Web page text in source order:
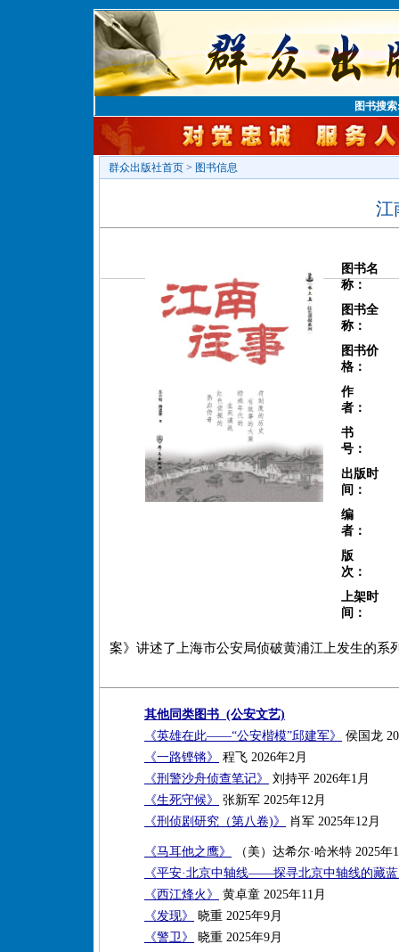
图书搜
群众出版社首页 > 图书信息
江
图书名
称：
图书全
称：
图书价
格：
作
者：
书
号：
出版时
间：
编
者：
版
次：
上架时
间：
案》讲述了上海市公安局侦破黄浦江上发生的系
其他同类图书 (公安文艺)
《英雄在此——“公安楷模”邱建军》
侯国龙
《一路铿锵》
程飞 2026年2月
《刑警沙舟侦查笔记》
刘持平 2026年1月
《生死守候》
张新军 2025年12月
《刑侦剧研究（第八卷)》
肖军 2025年12月
《马耳他之鹰》
（美）达希尔·哈米特 2025年
《平安·北京中轴线——探寻北京中轴线的藏
《西江烽火》
黄卓童 2025年11月
《发现》
晓重 2025年9月
《警卫》
晓重 2025年9月